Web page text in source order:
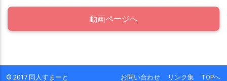
有り
拘束
動画ページへ
© 2017 同人すまーと TOPへ
リンク集
お問い合わせ